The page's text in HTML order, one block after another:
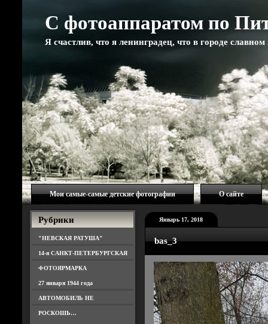
С фотоаппаратом по
Я счастлив, что я ленинградец, что в городе
Мои самые-самые детские фотографии О сайте
Рубрики
"НЕВСКАЯ РАТУША"
14-я САНКТ-ПЕТЕРБУРГСКАЯ
ФОТОЯРМАРКА
27 января 1944 года
АВТОМОБИЛЬ НЕ
РОСКОШЬ…
Январь 17, 2018
bas_3